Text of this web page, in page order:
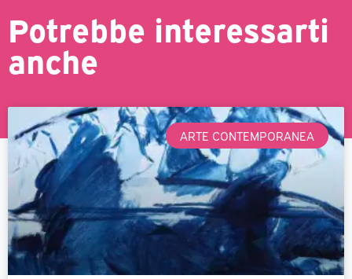
Potrebbe interessarti
anche
ARTE CONTEMPORANEA